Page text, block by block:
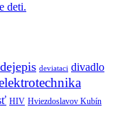
deti.
dejepis deviataci divadlo
HIV Hviezdoslavov Kubín